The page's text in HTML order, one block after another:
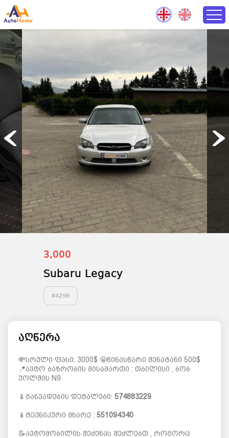
3,000
Subaru Legacy
#4298
აღწერა
💸სრული ფასი: 3000$ 🤩წინასწარი შენატანი 500$
📍ავტო ბაზრობის მისამართი : თბილისი , ბობ
უოლშის N9
📱განვადების დეტალები: 574883229
📱ტექნიკური მხარე : 551094340
📝ავტომობილის შეძენას შეძლებთ , როგორც